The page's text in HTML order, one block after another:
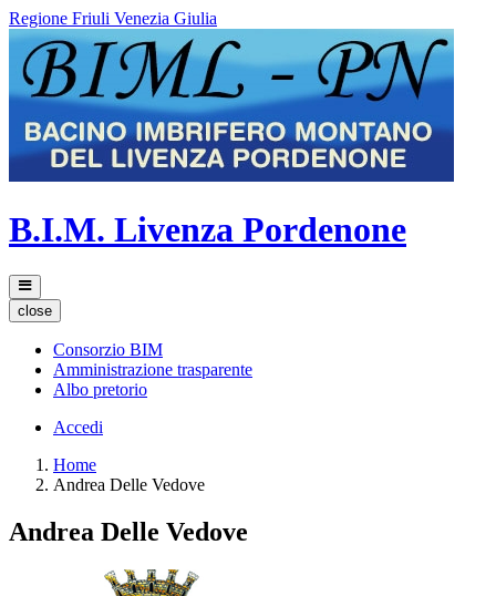
Regione Friuli Venezia Giulia
B.I.M. Livenza Pordenone
close
Consorzio BIM
Amministrazione trasparente
Albo pretorio
Accedi
Home
Andrea Delle Vedove
Andrea Delle Vedove